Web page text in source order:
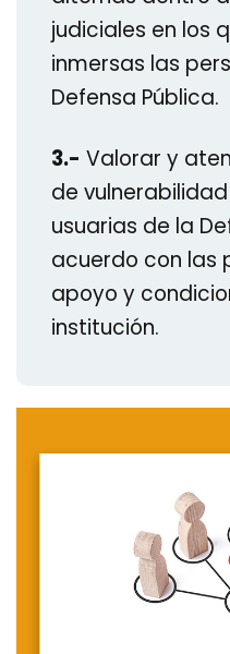
judiciales en los
inmersas las
Defensa Pública.
3.- Valorar y
de
usuarias de la
acuerdo con las
apoyo y
institución.